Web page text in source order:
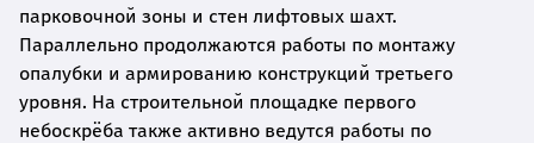
парковочной зоны и стен лифтовых шахт.
Параллельно продолжаются работы по монтажу
опалубки и армированию конструкций третьего
уровня. На строительной площадке первого
небоскрёба также активно ведутся работы по